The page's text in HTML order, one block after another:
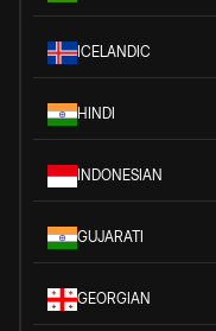
ICELANDIC
HINDI
INDONESIAN
GUJARATI
GEORGIAN